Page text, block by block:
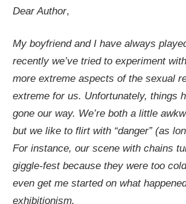
Dear Author,
My boyfriend and I have always
recently we’ve tried to experiment
more extreme aspects of the sexual
extreme for us. Unfortunately, things
gone our way. We’re both a little
but we like to flirt with “danger” (as
For instance, our scene with chains
giggle-fest because they were too
even get me started on what
exhibitionism.